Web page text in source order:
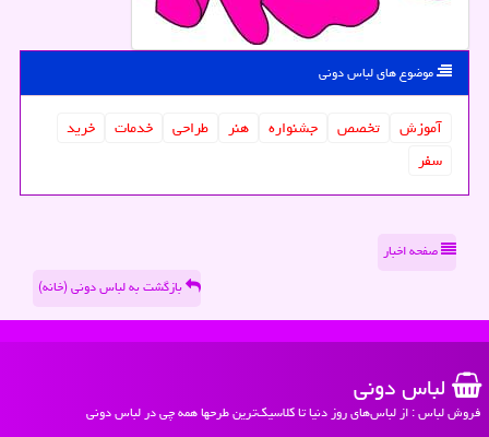
موضوع های لباس دونی
آموزش تخصص جشنواره هنر طراحی خدمات
خرید
سفر
صفحه اخبار
بازگشت به لباس دونی (خانه)
لباس دونی
فروش لباس : از لباس‌های روز دنیا تا کلاسیک‌ترین طرحها همه چی در لباس دونی